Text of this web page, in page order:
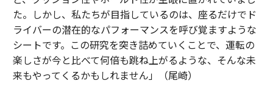
た。しかし、私たちが目指しているのは、座るだけでド
ライバーの潜在的なパフォーマンスを呼び覚ますような
シートです。この研究を突き詰めていくことで、運転の
楽しさが今と比べて何倍も跳ね上がるような、そんな未
来もやってくるかもしれません」（尾崎）